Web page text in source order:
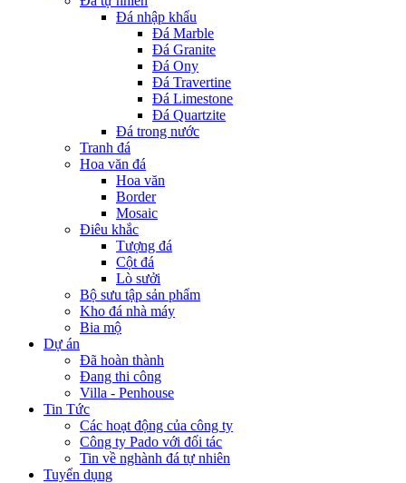
Đá nhập khẩu
Đá Marble
Đá Granite
Đá Ony
Đá Travertine
Đá Limestone
Đá Quartzite
Đá trong nước
Tranh đá
Hoa văn đá
Hoa văn
Border
Mosaic
Điêu khắc
Tượng đá
Cột đá
Lò sưởi
Bộ sưu tập sản phẩm
Kho đá nhà máy
Bia mộ
Dự án
Đã hoàn thành
Đang thi công
Villa - Penhouse
Tin Tức
Các hoạt động của công ty
Công ty Pado với đối tác
Tin về nghành đá tự nhiên
Tuyển dụng